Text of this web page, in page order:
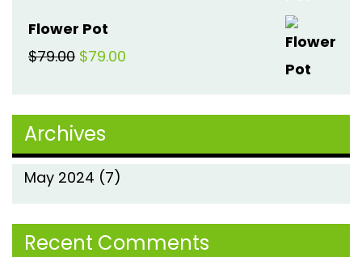
was:
$79.00.
Flower Pot
$79.00 Original
was:
$79.00.
$79.00
is:
Archives
May 2024 (7)
Recent Comments